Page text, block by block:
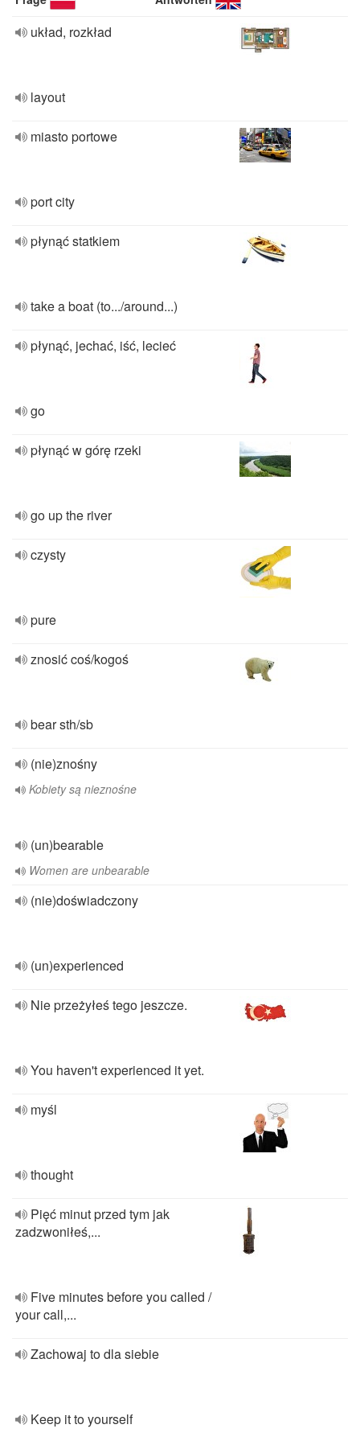
układ, rozkład
layout
miasto portowe
port city
płynąć statkiem
take a boat (to.../around...)
płynąć, jechać, iść, lecieć
go
płynąć w górę rzeki
go up the river
czysty
pure
znosić coś/kogoś
bear sth/sb
(nie)znośny
Kobiety są nieznośne
(un)bearable
Women are unbearable
(nie)doświadczony
(un)experienced
Nie przeżyłeś tego jeszcze.
You haven't experienced it yet.
myśl
thought
Pięć minut przed tym jak
zadzwoniłeś,...
Five minutes before you called /
your call,...
Zachowaj to dla siebie
Keep it to yourself